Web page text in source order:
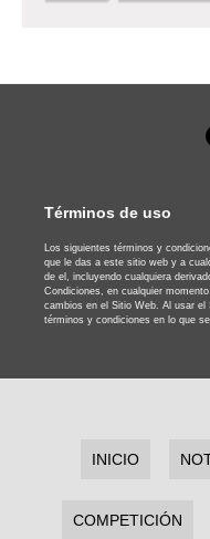
Términos de uso
Los siguientes términos y
que le das a este sitio web y a
de el, incluyendo cualquiera
Condiciones, en cualquier
cambios en el Sitio Web. Al usar
términos y condiciones en lo que
INICIO
COMPETICIÓN